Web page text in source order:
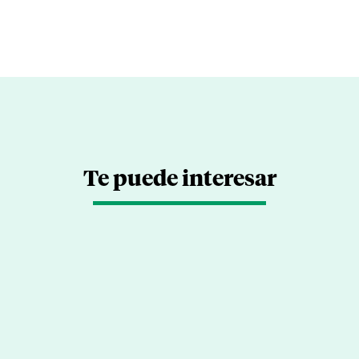
Te puede interesar